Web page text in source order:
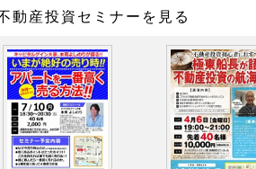
動産投資セミナーを見る